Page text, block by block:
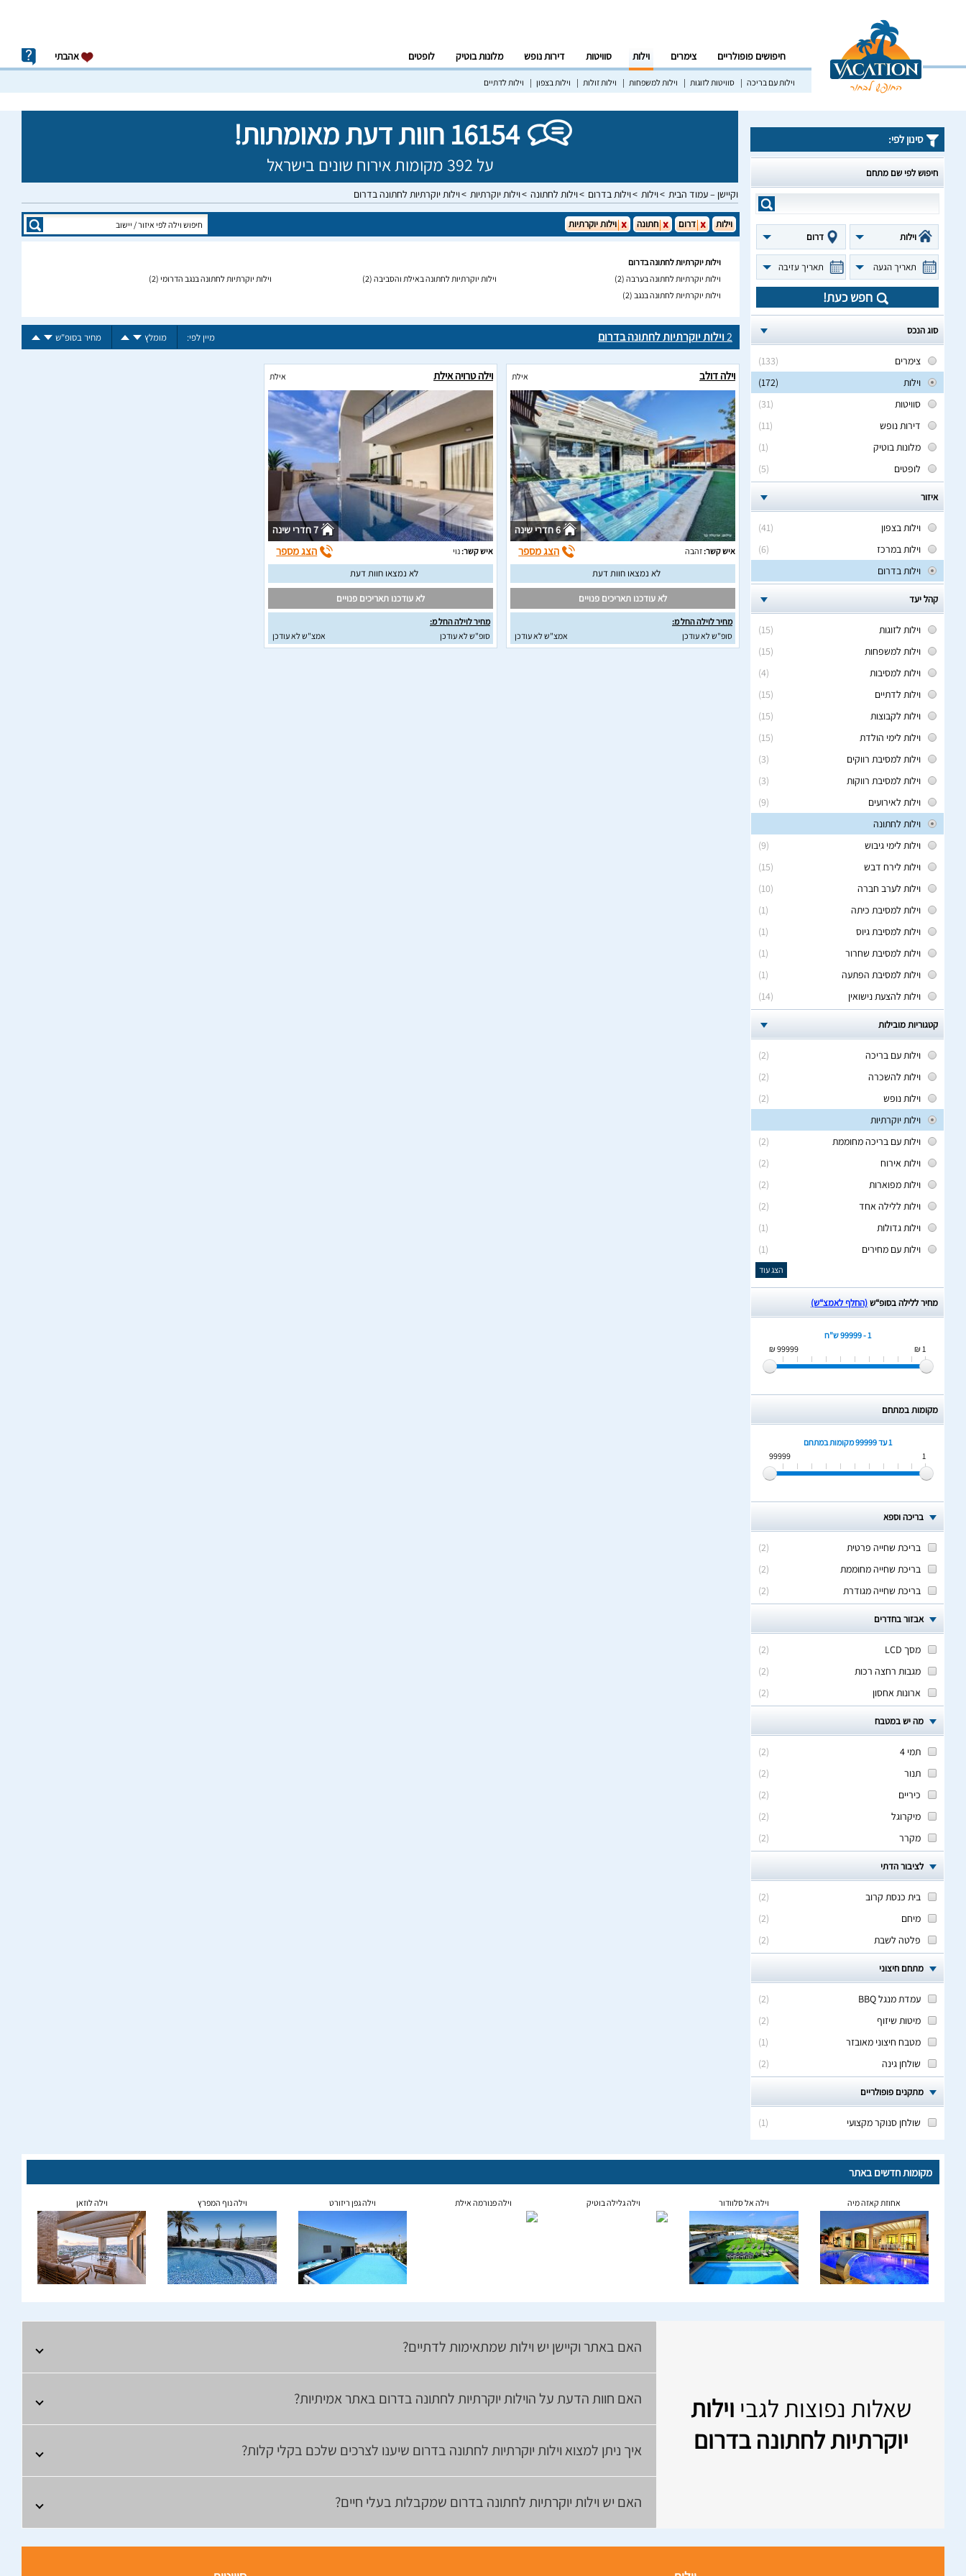
חיפושים פופולריים צימרים וילות סוויטות דירות נופש מלונות בוטיק לופטים אהבתי
וילות עם בריכה סוויטות לזוגות וילות למשפחות וילות זולות וילות בצפון וילות לדתיים
16154 חוות דעת מאומתות!
על 392 מקומות אירוח שונים בישראל
וקיישן – עמוד הבית וילות וילות בדרום וילות לחתונה וילות יוקרתיות וילות יוקרתיות לחתונה בדרום
סינון לפי:
חיפוש לפי שם מתחם
וילות דרום
תאריך הגעה תאריך עזיבה
חפש כעת!
סוג הנכס
(133)
צימרים
(172)
וילות
(31)
סוויטות
(11)
דירות נופש
(1)
מלונות בוטיק
(5)
לופטים
איזור
(41)
וילות בצפון
(6)
וילות במרכז
וילות בדרום
קהל יעד
(15)
וילות לזוגות
(15)
וילות למשפחות
(4)
וילות למסיבות
(15)
וילות לדתיים
(15)
וילות לקבוצות
(15)
וילות לימי הולדת
(3)
וילות למסיבת רווקים
(3)
וילות למסיבת רווקות
(9)
וילות לאירועים
וילות לחתונה
(9)
וילות לימי גיבוש
(15)
וילות לירח דבש
(10)
וילות לערב חברה
(1)
וילות למסיבת כיתה
(1)
וילות למסיבת גיוס
(1)
וילות למסיבת שחרור
(1)
וילות למסיבת הפתעה
(14)
וילות להצעת נישואין
קטגוריות מובילות
(2)
וילות עם בריכה
(2)
וילות להשכרה
(2)
וילות נופש
וילות יוקרתיות
(2)
וילות עם בריכה מחוממת
(2)
וילות אירוח
(2)
וילות מפוארות
(2)
וילות ללילה אחד
(1)
וילות גדולות
(1)
וילות עם מחירים
הצג עוד
מחיר ללילה בסופ“ש(החלף לאמצ“ש)
1 - 99999 ש"ח
1 ₪
99999 ₪
מקומות במתחם
1 עד 99999
מקומות במתחם
1
99999
בריכה וספא
(
2
)
בריכת שחייה פרטית
(
2
)
בריכת שחייה מחוממת
(
2
) בריכת שחייה מגודרת
אבזור בחדרים
(
2
)
מסך LCD
(
2
)
מגבות רחצה רכות
(
2
) ארונות אחסון
מה יש במטבח
(
2
)
תמי 4
(
2
)
תנור
(
2
)
כיריים
(
2
)
מיקרוגל
(
2
) מקרר
לציבור הדתי
(
2
)
בית כנסת קרוב
(
2
)
מיחם
(
2
) פלטה לשבת
מתחם חיצוני
(
2
)
עמדת מנגל BBQ
(
2
)
מיטות שיזוף
(
1
)
מטבח חיצוני מאובזר
(
2
) שולחן גינה
מתקנים פופולריים
(
1
) שולחן סנוקר מקצועי
וילות דרום חתונה וילות יוקרתיות
וילות יוקרתיות לחתונה בדרום
וילות יוקרתיות לחתונה בערבה (2) וילות יוקרתיות לחתונה באילת והסביבה (2) וילות יוקרתיות לחתונה בנגב הדרומי (2)
וילות יוקרתיות לחתונה בנגב (2)
2וילות יוקרתיות לחתונה בדרום מיין לפי: מומלץ מחיר בסופ"ש
וילה דולב אילת
6 חדרי שינה
איש קשר:זהבה הצג מספר
לא נמצאו חוות דעת
לא עודכנו תאריכים פנויים
מחיר לוילה החל מ:
סופ"ש לא עודכן
אמצ"ש לא עודכן
וילה טרויה אילת אילת
7 חדרי שינה
איש קשר:נוי הצג מספר
לא נמצאו חוות דעת
לא עודכנו תאריכים פנויים
מחיר לוילה החל מ:
סופ"ש לא עודכן
אמצ"ש לא עודכן
מקומות חדשים באתר
אחוזת קאזה מיה וילה אל סלוודור וילה גלילה בוטיק וילה פנורמה אילת וילה גפן ריזורט וילה נוף המפרץ וילה לוזאן
שאלות נפוצות לגבי וילות
יוקרתיות לחתונה בדרום
האם באתר וקיישן יש וילות שמתאימות לדתיים?
האם חוות הדעת על הוילות יוקרתיות לחתונה בדרום באתר אמיתיות?
איך ניתן למצוא וילות יוקרתיות לחתונה בדרום שיענו לצרכים שלכם בקלי קלות?
האם יש וילות יוקרתיות לחתונה בדרום שמקבלות בעלי חיים?